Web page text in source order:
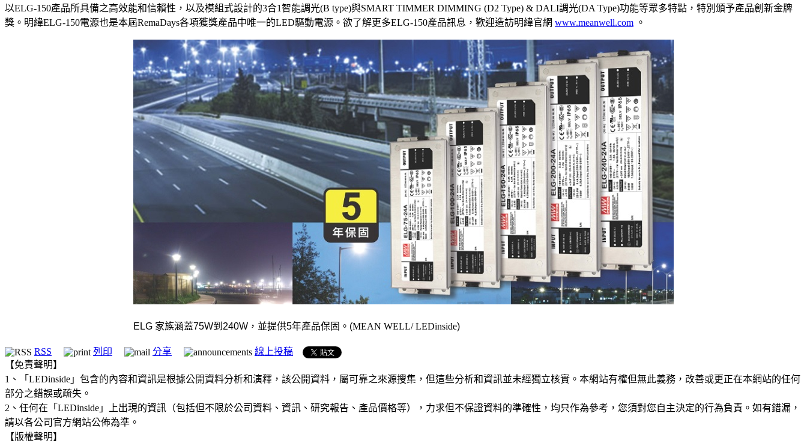
以ELG-150產品所具備之高效能和信賴性，以及模組式設計的3合1智能調光(B type)與SMART TIMMER DIMMING (D2 Type) & DALI調光(DA Type)功能等眾多特點，特別頒予產品創新金牌
獎。明緯ELG-150電源也是本屆RemaDays各項獲獎產品中唯一的LED驅動電源。欲了解更多ELG-150產品訊息，歡迎造訪明緯官網 www.meanwell.com 。
ELG 家族涵蓋75W到 240W ，並提供5年產品保固。(MEAN WELL/ LEDinside)
RSS 列印 分享
線上投稿
【免責聲明】
1、「LEDinside」包含的內容和資訊是根據公開資料分析和演釋，該公開資料，屬可靠之來源搜集，但這些分析和資訊並未經獨立核實。本網站有權但無此義務，改善或更正在本網站的任何
部分之錯誤或疏失。
2、任何在「LEDinside」上出現的資訊（包括但不限於公司資料、資訊、研究報告、產品價格等），力求但不保證資料的準確性，均只作為參考，您須對您自主決定的行為負責。如有錯漏，
請以各公司官方網站公佈為準。
【版權聲明】